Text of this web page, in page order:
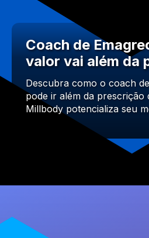
Coach de
valor vai além da
Descubra como o coach
pode ir além da prescrição
Millbody potencializa seu